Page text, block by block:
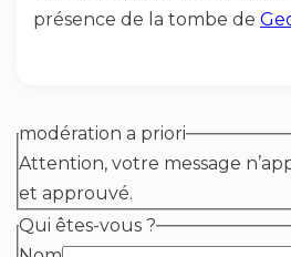
présence de la tombe de
modération a priori
Attention, votre message
et approuvé.
Qui êtes-vous ?